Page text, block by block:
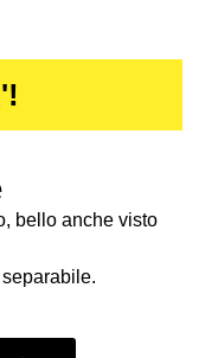
bello anche visto